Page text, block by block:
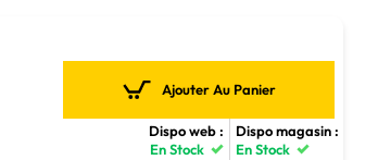
Ajouter Au Panier
Dispo web :
En Stock
Dispo magasin :
En Stock